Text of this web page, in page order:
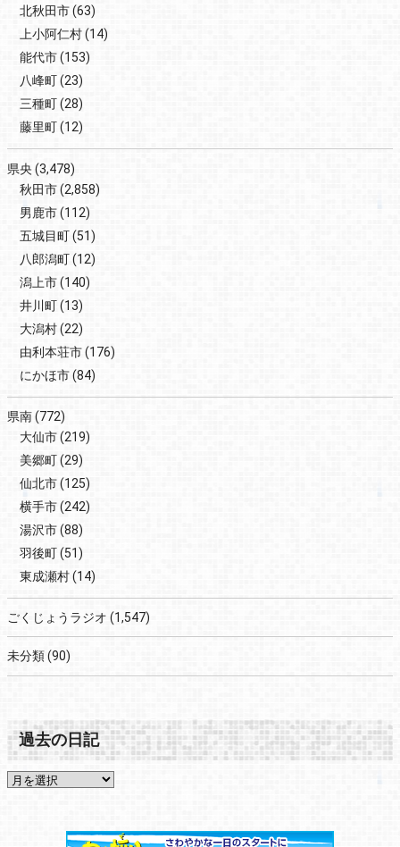
北秋田市(63)
上小阿仁村(14)
能代市(153)
八峰町(23)
三種町(28)
藤里町(12)
県央 (3,478)
秋田市(2,858)
男鹿市(112)
五城目町(51)
八郎潟町(12)
潟上市(140)
井川町(13)
大潟村(22)
由利本荘市(176)
にかほ市(84)
県南(772)
大仙市(219)
美郷町(29)
仙北市(125)
横手市(242)
湯沢市(88)
羽後町(51)
東成瀬村(14)
ごくじょうラジオ (1,547)
未分類(90)
過去の日記